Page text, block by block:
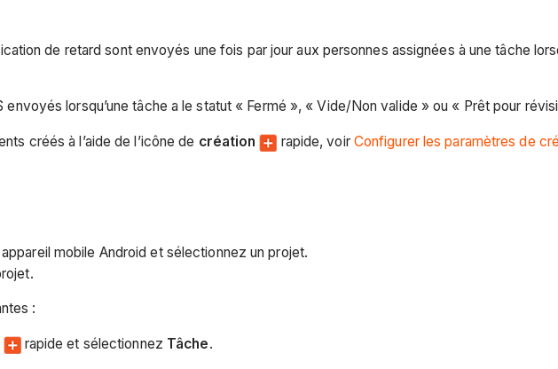
de retard sont envoyés une fois par jour aux personnes assignées à une tâche
envoyés lorsqu’une tâche a le statut « Fermé », « Vide/Non valide » ou « Prêt pour
créés à l’aide de l’icône de création rapide, voir Configurer les paramètres de
mobile Android et sélectionnez un projet.
:
rapide et sélectionnez Tâche.